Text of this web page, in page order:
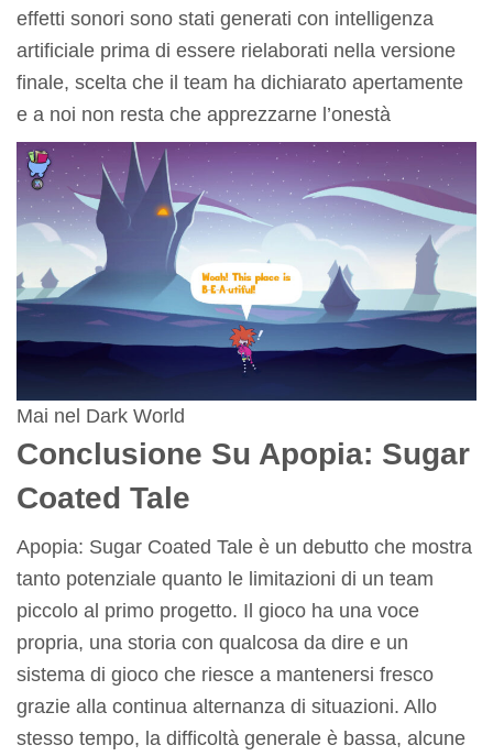
effetti sonori sono stati generati con intelligenza
artificiale prima di essere rielaborati nella versione
finale, scelta che il team ha dichiarato apertamente
e a noi non resta che apprezzarne l’onestà
Mai nel Dark World
Conclusione Su Apopia: Sugar
Coated Tale
Apopia: Sugar Coated Tale è un debutto che mostra
tanto potenziale quanto le limitazioni di un team
piccolo al primo progetto. Il gioco ha una voce
propria, una storia con qualcosa da dire e un
sistema di gioco che riesce a mantenersi fresco
grazie alla continua alternanza di situazioni. Allo
stesso tempo, la difficoltà generale è bassa, alcune